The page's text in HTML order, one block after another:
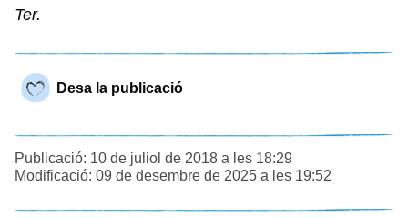
Ter.
Desa la publicació
Publicació: 10 de juliol de 2018 a les 18:29
Modificació: 09 de desembre de 2025 a les 19:52